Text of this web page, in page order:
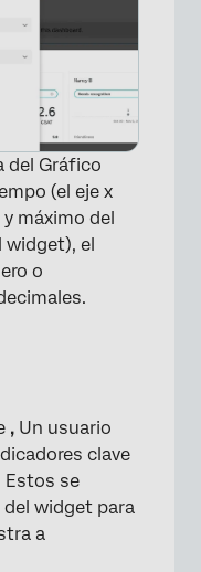
×
del Gráfico
(el eje x
máximo del
widget), el
o
, Un usuario
clave
Estos se
del widget para
a